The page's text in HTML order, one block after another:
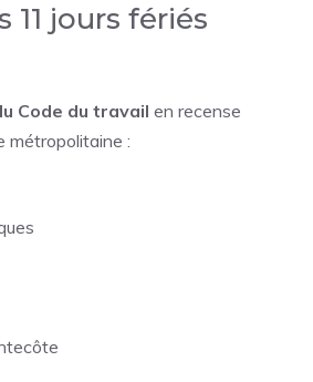
11 jours fériés
Code du travail en recense
métropolitaine :